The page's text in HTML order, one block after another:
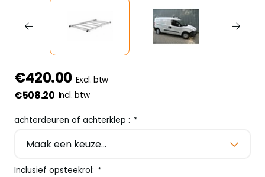
€420.00 Excl. btw
€508.20 Incl. btw
achterdeuren of achterklep : *
Inclusief opsteekrol: *